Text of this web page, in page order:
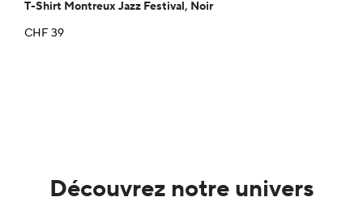
T-Shirt Montreux Jazz Festival, Noir
CHF39
Découvrez notre univers